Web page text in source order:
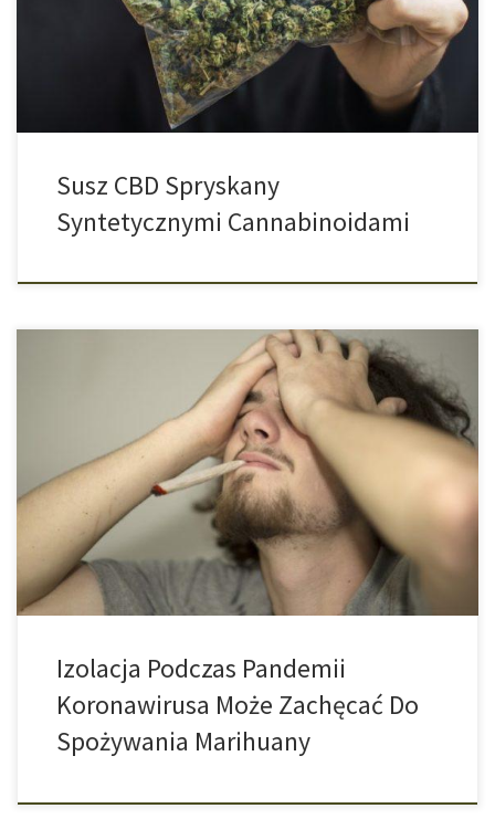
przedawkowaniem. Szwajcarska stacja telewizyjna SRF
opublikowała raport o drastycznym tytule „Śmiertelne Fałszywe
Konopie”. To właśnie w Szwajcarii coraz częściej konfiskuje […]
Susz CBD Spryskany
Syntetycznymi Cannabinoidami
Aby chronić siebie oraz innych, wiele osób na początku pandemii
koronawirusa zdecydowało się na odizolowanie od świata. Jak
wynika z badania przeprowadzonego w Kanadzie, osoby
spożywające konopi indyjskich coraz częściej sięgają przez to po
jointa. #Zostańwdomu to od początku trwania pandemii motto,
które obiegło cały świat. We wszystkich krajach ponaglano […]
Izolacja Podczas Pandemii
Koronawirusa Może Zachęcać Do
Spożywania Marihuany